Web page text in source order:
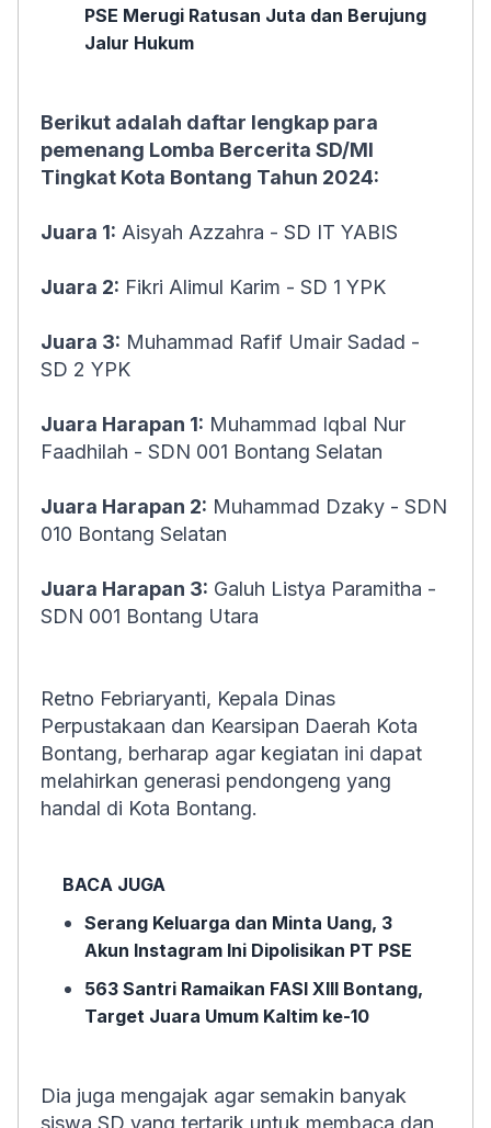
PSE Merugi Ratusan Juta dan Berujung
Jalur Hukum
Berikut adalah daftar lengkap para
pemenang Lomba Bercerita SD/MI
Tingkat Kota Bontang Tahun 2024:
Juara 1: Aisyah Azzahra - SD IT YABIS
Juara 2: Fikri Alimul Karim - SD 1 YPK
Juara 3: Muhammad Rafif Umair Sadad -
SD 2 YPK
Juara Harapan 1: Muhammad Iqbal Nur
Faadhilah - SDN 001 Bontang Selatan
Juara Harapan 2: Muhammad Dzaky - SDN
010 Bontang Selatan
Juara Harapan 3: Galuh Listya Paramitha -
SDN 001 Bontang Utara
Retno Febriaryanti, Kepala Dinas
Perpustakaan dan Kearsipan Daerah Kota
Bontang, berharap agar kegiatan ini dapat
melahirkan generasi pendongeng yang
handal di Kota Bontang.
BACA JUGA
Serang Keluarga dan Minta Uang, 3
Akun Instagram Ini Dipolisikan PT PSE
563 Santri Ramaikan FASI XIII Bontang,
Target Juara Umum Kaltim ke-10
Dia juga mengajak agar semakin banyak
siswa SD yang tertarik untuk membaca dan